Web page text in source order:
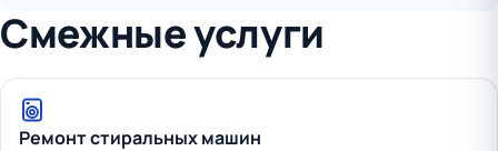
Смежные услуги
Ремонт стиральных машин